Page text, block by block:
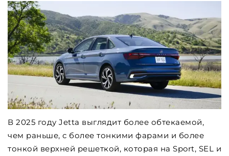
В 2025 году Jetta выглядит более обтекаемой,
чем раньше, с более тонкими фарами и более
тонкой верхней решеткой, которая на Sport, SEL и